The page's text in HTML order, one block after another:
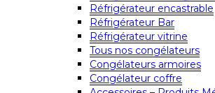
Réfrigérateur encastrable
Réfrigérateur Bar
Réfrigérateur vitrine
Tous nos congélateurs
Congélateurs armoires
Congélateur coffre